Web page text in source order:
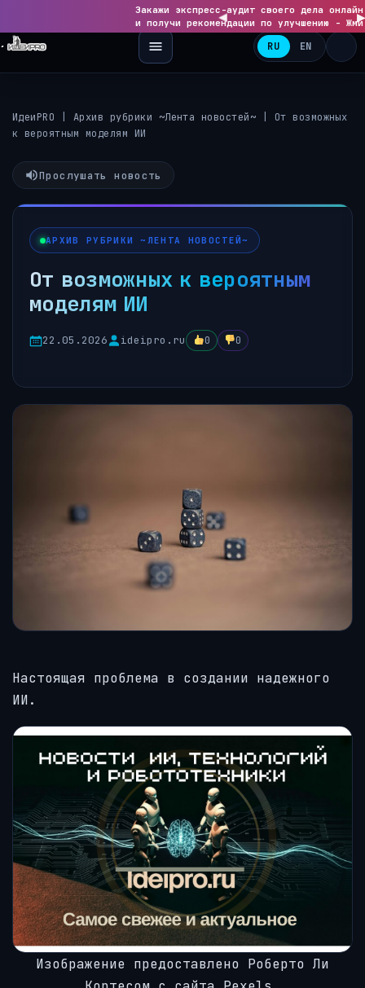
Закажи экспресс-аудит своего дела
и получи рекомендации по улучшению -
RU EN
ИдеиPRO Архив рубрики ~Лента новостей~
От возможных
к вероятным моделям ИИ
Прослушать новость
АРХИВ РУБРИКИ ~ЛЕНТА НОВОСТЕЙ~
От возможных к вероятным
моделям ИИ
22.05.2026 ideipro.ru 0 0
Настоящая проблема в создании надежного
ИИ.
Делиться
Изображение предоставлено Роберто Ли